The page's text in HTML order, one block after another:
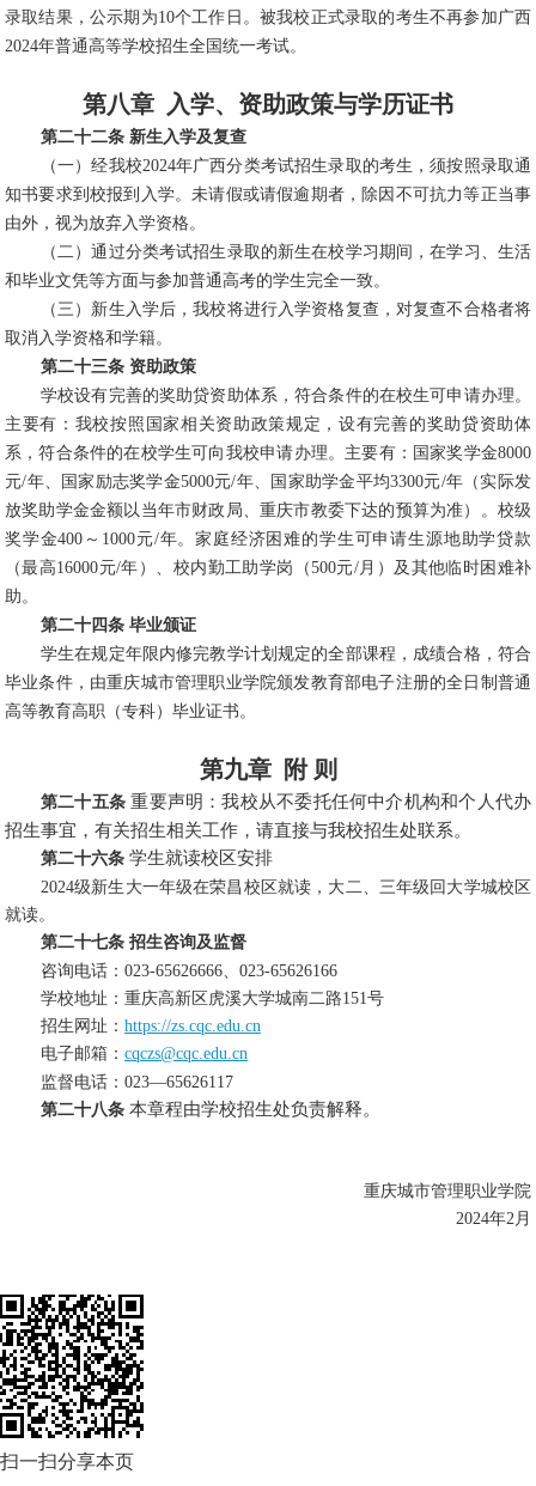
录取结果，公示期为10个工作日。被我校正式录取的考生不再参加广西
2024年普通高等学校招生全国统一考试。
第八章 入学、资助政策与学历证书
第二十二条 新生入学及复查
（一）经我校2024年广西分类考试招生录取的考生，须按照录取通
知书要求到校报到入学。未请假或请假逾期者，除因不可抗力等正当事
由外，视为放弃入学资格。
（二）通过分类考试招生录取的新生在校学习期间，在学习、生活
和毕业文凭等方面与参加普通高考的学生完全一致。
（三）新生入学后，我校将进行入学资格复查，对复查不合格者将
取消入学资格和学籍。
第二十三条 资助政策
学校设有完善的奖助贷资助体系，符合条件的在校生可申请办理。
主要有：我校按照国家相关资助政策规定，设有完善的奖助贷资助体
系，符合条件的在校学生可向我校申请办理。主要有：国家奖学金8000
元/年、国家励志奖学金5000元/年、国家助学金平均3300元/年（实际发
放奖助学金金额以当年市财政局、重庆市教委下达的预算为准）。校级
奖学金400～1000元/年。家庭经济困难的学生可申请生源地助学贷款
（最高16000元/年）、校内勤工助学岗（500元/月）及其他临时困难补
助。
第二十四条 毕业颁证
学生在规定年限内修完教学计划规定的全部课程，成绩合格，符合
毕业条件，由重庆城市管理职业学院颁发教育部电子注册的全日制普通
高等教育高职（专科）毕业证书。
第九章 附 则
第二十五条重要声明：我校从不委托任何中介机构和个人代办
招生事宜，有关招生相关工作，请直接与我校招生处联系。
第二十六条 学生就读校区安排
2024级新生大一年级在荣昌校区就读，大二、三年级回大学城校区
就读。
第二十七条 招生咨询及监督
咨询电话：023-65626666、023-65626166
学校地址：重庆高新区虎溪大学城南二路151号
招生网址： https://zs.cqc.edu.cn
电子邮箱： cqczs@cqc.edu.cn
监督电话：023—65626117
第二十八条 本章程由学校招生处负责解释。
重庆城市管理职业学院
2024年2月
扫一扫分享本页